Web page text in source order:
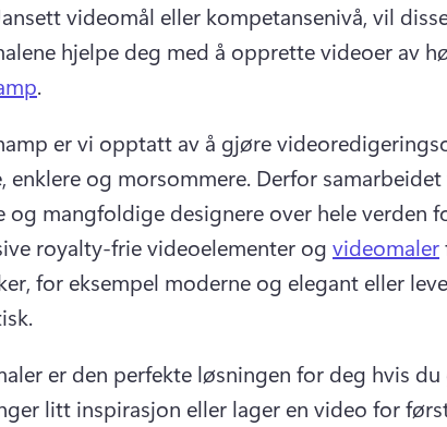
videomål eller kompetansenivå, vil
.
er vi opptatt av å gjøre
enklere og morsommere. Derfor
og mangfoldige designere over hele verden
royalty-frie videoelementer og videomaler
for eksempel moderne og elegant eller
er den perfekte løsningen for deg hvis
litt inspirasjon eller lager en video for